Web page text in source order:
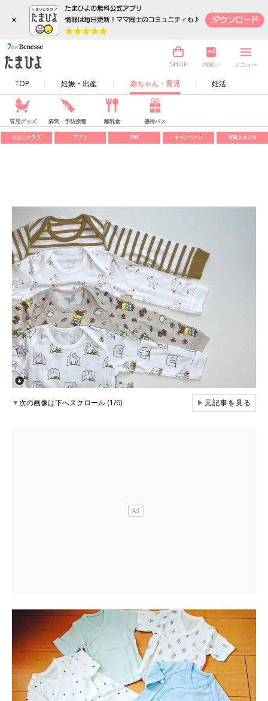
×
TOP 妊娠・出産 赤ちゃん・育児 妊活
SHOP 内祝い メニュー
育児グッズ 病気・予防接種 離乳食 優待パス
ひよこクラブ アプリ SNS キャンペーン 写真スタジオ
▼次の画像は下へスクロール (1/6) ▶元記事を見る